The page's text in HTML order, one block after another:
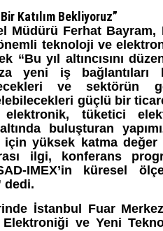
Katılım Bekliyoruz”
Müdürü Ferhat Bayram,
teknoloji ve
“Bu yıl altıncısını
yeni iş
ve sektörün
güçlü bir
tüketici
buluşturan
için yüksek katma
ilgi, konferans
IMEX’in küresel
dedi.
İstanbul Fuar
ve Yeni